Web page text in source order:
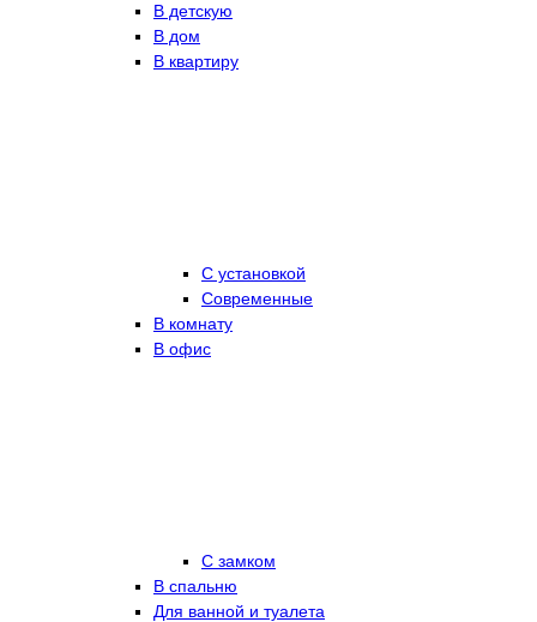
В детскую
В дом
В квартиру
С установкой
Современные
В комнату
В офис
С замком
В спальню
Для ванной и туалета